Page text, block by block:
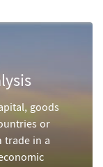
goods
or
in a